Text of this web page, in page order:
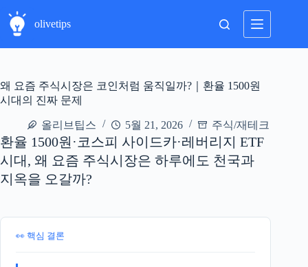
문
로
뛰
기
olivetips
왜 요즘 주식시장은 코인처럼 움직일까?｜환율 1500원
시대의 진짜 문제
올리브팁스 5월 21, 2026 주식/재테크
환율 1500원·코스피 사이드카·레버리지 ETF
시대, 왜 요즘 주식시장은 하루에도 천국과
지옥을 오갈까?
👀 핵심 결론